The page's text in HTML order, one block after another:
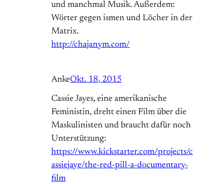
und manchmal Musik. Außerdem:
Wörter gegen ismen und Löcher in der
Matrix.
http://chajanym.com/
AnkeOkt. 18, 2015
Cassie Jayes, eine amerikanische
Feministin, dreht einen Film über die
Maskulinisten und braucht dafür noch
Unterstützung:
https://www.kickstarter.com/projects/c
assiejaye/the-red-pill-a-documentary-
film